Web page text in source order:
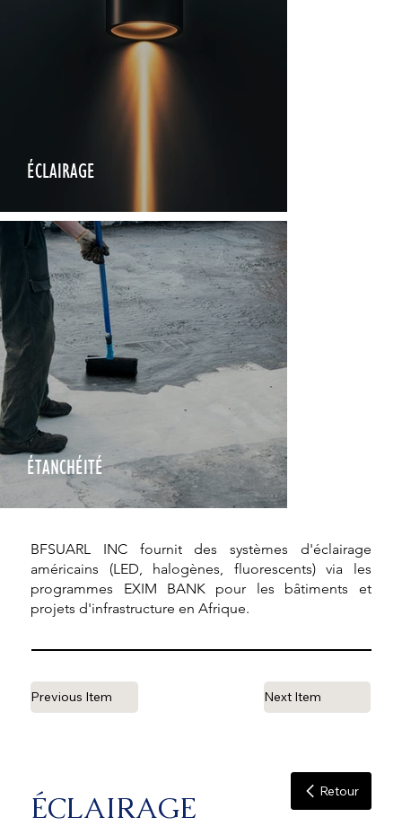
ÉCLAIRAGE
ÉTANCHÉITÉ
BFSUARL INC fournit des systèmes d'éclairage
américains (LED, halogènes, fluorescents) via les
programmes EXIM BANK pour les bâtiments et
projets d'infrastructure en Afrique.
Previous Item Next Item
ÉCLAIRAGE Retour